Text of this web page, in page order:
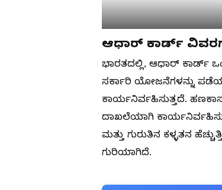
ಆಧಾರ್ ಕಾರ್ಡ್
ಭಾರತದಲ್ಲಿ, ಆಧಾರ್ ಕಾರ್ಡ್
ಸರ್ಕಾರಿ ಯೋಜನೆಗಳನ್ನು
ಕಾರ್ಯನಿರ್ವಹಿಸುತ್ತದೆ.
ದಾಖಲೆಯಾಗಿ
ಮತ್ತು ಗುರುತಿನ ಕಳ್ಳತನ
ಗುರಿಯಾಗಿದೆ.